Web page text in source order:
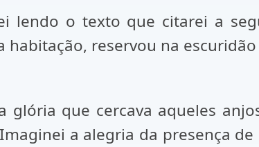
lendo o texto que citarei a
reservou na
glória que cercava aqueles
a alegria da presença